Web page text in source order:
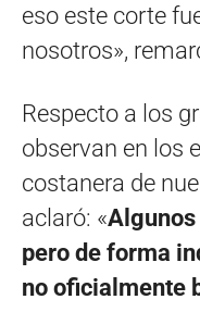
eso este corte
nosotros»,
Respecto a los
observan en los
costanera de
aclaró: «Algunos
pero de forma
no oficialmente